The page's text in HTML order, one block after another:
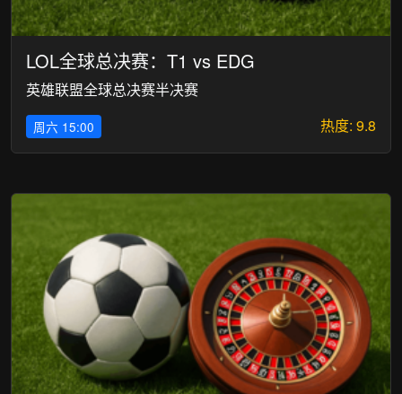
LOL全球总决赛：T1 vs EDG
英雄联盟全球总决赛半决赛
周六 15:00 热度: 9.8